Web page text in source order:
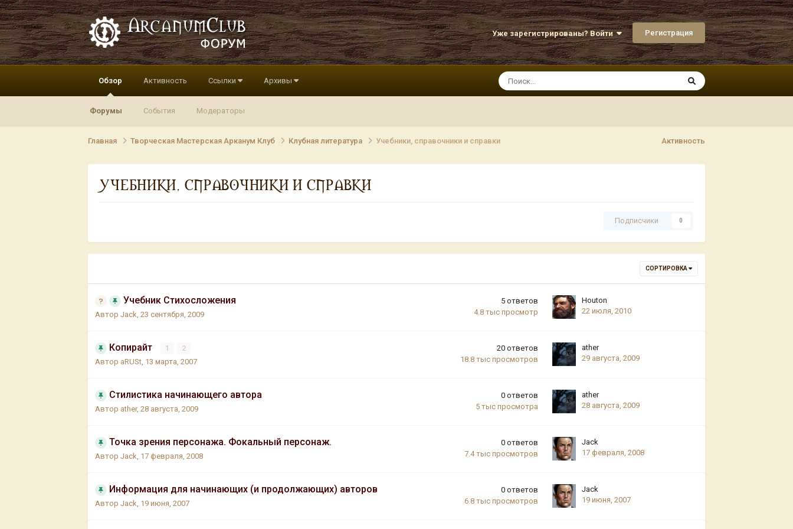
Уже зарегистрированы? Войти Регистрация
Обзор
Форумы События Модераторы
Активность Ссылки Архивы
Активность
Главная Творческая Мастерская Арканум Клуб Клубная литература Учебники, справочники и справки
УЧЕБНИКИ, СПРАВОЧНИКИ И СПРАВКИ
Подписчики 0
СОРТИРОВКА
Учебник Стихосложения
АвторJack ,23 сентября, 2009
5 ответов
4.8 тыс просмотр
Houton
22 июля, 2010
Копирайт 1 2
Автор aRUSt 13 марта, 2007
20 ответов
18.8 тыс просмотров
ather
29 августа, 2009
Стилистика начинающего автора
Автор ather,28 августа, 2009
0 ответов
5 тыс просмотра
ather
28 августа, 2009
Точка зрения персонажа. Фокальный персонаж.
АвторJack 17 февраля, 2008
0 ответов
7.4 тыс просмотров
Jack
17 февраля, 2008
Информация для начинающих (и продолжающих) авторов
АвторJack 19 июня, 2007
0 ответов
6.8 тыс просмотров
Jack
19 июня, 2007